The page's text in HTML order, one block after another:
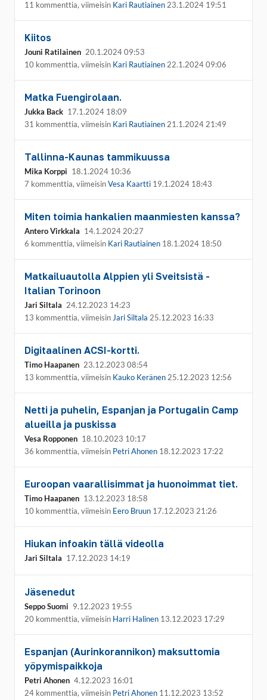
11 kommenttia, viimeisin Kari Rautiainen 23.1.2024 19:51
Kiitos
Jouni Ratilainen 20.1.2024 09:53
10 kommenttia, viimeisin Kari Rautiainen 22.1.2024 09:06
Matka Fuengirolaan.
Jukka Back 17.1.2024 18:09
31 kommenttia, viimeisin Kari Rautiainen 21.1.2024 21:49
Tallinna-Kaunas tammikuussa
Mika Korppi 18.1.2024 10:36
7 kommenttia, viimeisinVesa Kaartti 19.1.2024 18:43
Miten toimia hankalien maanmiesten kanssa?
Antero Virkkala 14.1.2024 20:27
6 kommenttia, viimeisin Kari Rautiainen 18.1.2024 18:50
Matkailuautolla Alppien yli Sveitsistä -
Italian Torinoon
Jari Siltala 24.12.2023 14:23
13 kommenttia, viimeisin Jari Siltala 25.12.2023 16:33
Digitaalinen ACSI-kortti.
Timo Haapanen 23.12.2023 08:54
13 kommenttia, viimeisin Kauko Keränen 25.12.2023 12:56
Netti ja puhelin, Espanjan ja Portugalin Camp
alueilla ja puskissa
Vesa Ropponen 18.10.2023 10:17
36 kommenttia, viimeisin Petri Ahonen 18.12.2023 17:22
Euroopan vaarallisimmat ja huonoimmat tiet.
Timo Haapanen 13.12.2023 18:58
10 kommenttia, viimeisin Eero Bruun 17.12.2023 21:26
Hiukan infoakin tällä videolla
Jari Siltala 17.12.2023 14:19
Jäsenedut
Seppo Suomi 9.12.2023 19:55
20 kommenttia, viimeisin Harri Halinen 13.12.2023 17:29
Espanjan (Aurinkorannikon) maksuttomia
yöpymispaikkoja
Petri Ahonen 4.12.2023 16:01
24 kommenttia, viimeisin Petri Ahonen 11.12.2023 13:52